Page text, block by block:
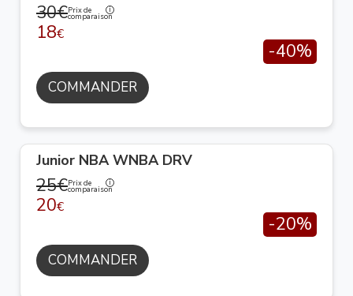
30€Prix de
comparaison
18€
-40%
COMMANDER
Junior NBA WNBA DRV
25€Prix de
comparaison
20€
-20%
COMMANDER